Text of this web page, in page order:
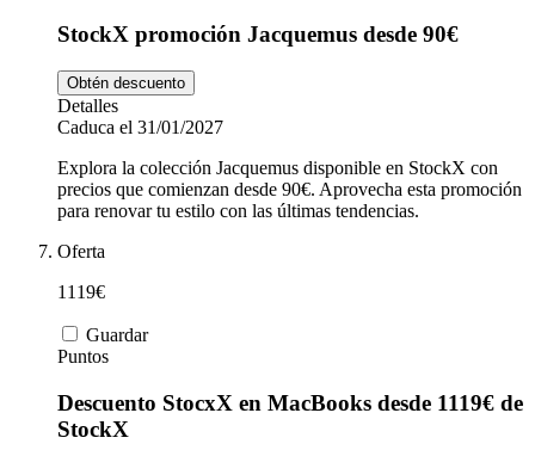
StockX promoción Jacquemus desde 90€
Obtén descuento
Detalles
Caduca el 31/01/2027
Explora la colección Jacquemus disponible en StockX con
precios que comienzan desde 90€. Aprovecha esta promoción
para renovar tu estilo con las últimas tendencias.
Oferta
1119€
Guardar
Puntos
Descuento StocxX en MacBooks desde 1119€ de
StockX